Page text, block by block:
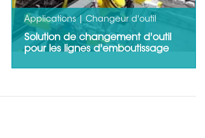
Applications | Changeur d'outil
Solution de changement d'outil
pour les lignes d'emboutissage